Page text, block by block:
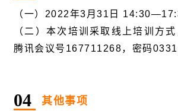
（一）2022年3月31日
（二）本次培训采取线上培训方
腾讯会议号167711268，密码0331
04 其他事项